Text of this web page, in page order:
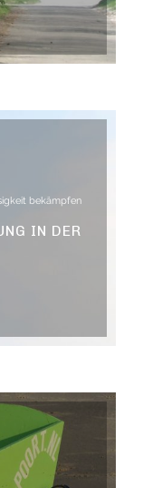
bekämpfen
IN DER